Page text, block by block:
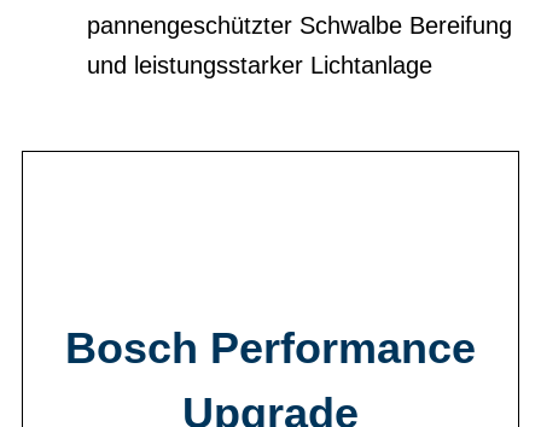
pannengeschützter Schwalbe Bereifung
und leistungsstarker Lichtanlage
Bosch Performance
Upgrade